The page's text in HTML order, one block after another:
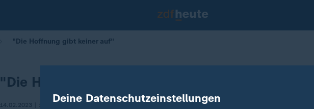
"Die Hoffnung gibt keiner auf"
"Die Hoffnung gibt keiner auf"
14.02.2023 | 13:00 Deine Datenschutzeinstellungen